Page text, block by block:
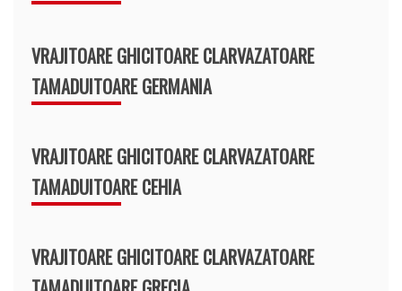
VRAJITOARE GHICITOARE CLARVAZATOARE
TAMADUITOARE GERMANIA
VRAJITOARE GHICITOARE CLARVAZATOARE
TAMADUITOARE CEHIA
VRAJITOARE GHICITOARE CLARVAZATOARE